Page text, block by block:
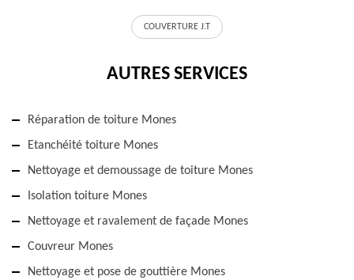
COUVERTURE J.T
AUTRES SERVICES
Réparation de toiture Mones
Etanchéité toiture Mones
Nettoyage et demoussage de toiture Mones
Isolation toiture Mones
Nettoyage et ravalement de façade Mones
Couvreur Mones
Nettoyage et pose de gouttière Mones